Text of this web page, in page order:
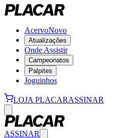
AcervoNovo
Atualizações
Onde Assistir
Campeonatos
Palpites
Joguinhos
LOJA PLACARASSINAR
ASSINAR